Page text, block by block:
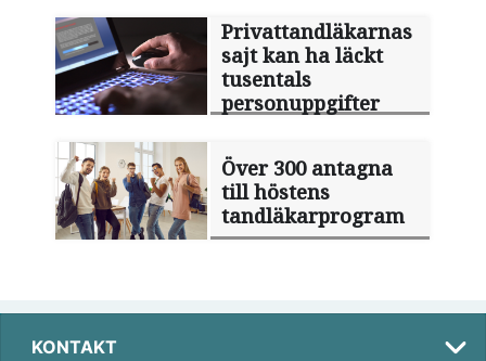
Privattandläkarnas
sajt kan ha läckt
tusentals
personuppgifter
Över 300 antagna
till höstens
tandläkarprogram
KONTAKT